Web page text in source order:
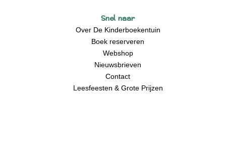
Snel naar
Over De Kinderboekentuin
Boek reserveren
Webshop
Nieuwsbrieven
Contact
Leesfeesten & Grote Prijzen